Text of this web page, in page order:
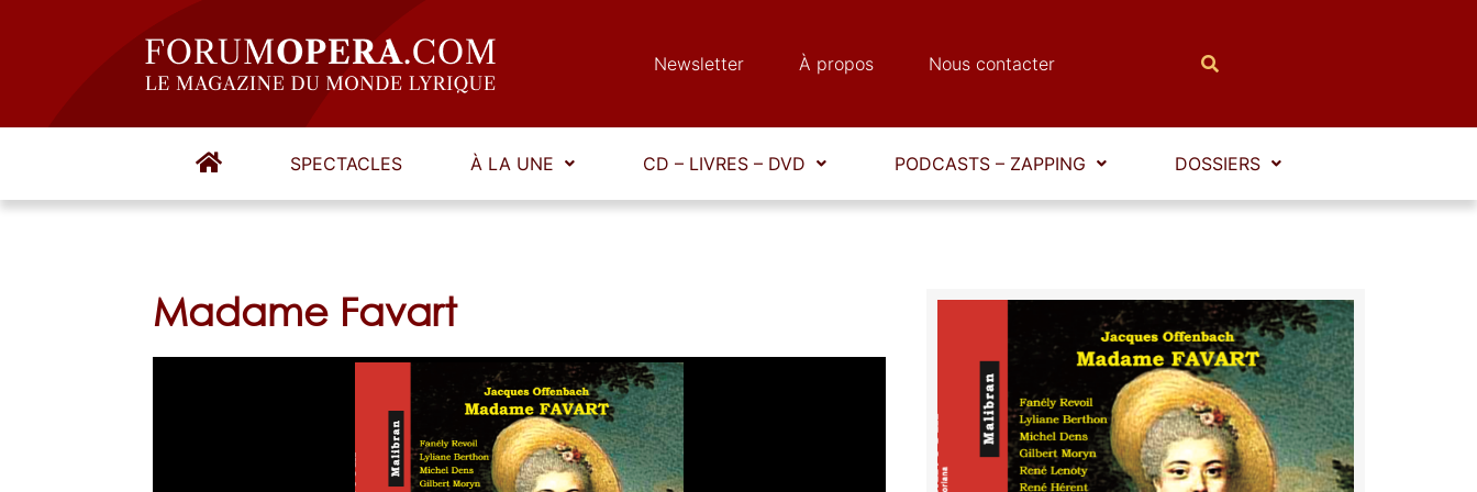
Newsletter À propos Nous contacter
SPECTACLES À LA UNE CD – LIVRES – DVD PODCASTS – ZAPPING DOSSIERS
Madame Favart